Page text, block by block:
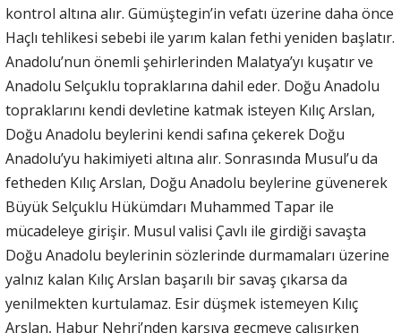
kontrol altına alır. Gümüştegin’in vefatı üzerine daha önce
Haçlı tehlikesi sebebi ile yarım kalan fethi yeniden başlatır.
Anadolu’nun önemli şehirlerinden Malatya’yı kuşatır ve
Anadolu Selçuklu topraklarına dahil eder. Doğu Anadolu
topraklarını kendi devletine katmak isteyen Kılıç Arslan,
Doğu Anadolu beylerini kendi safına çekerek Doğu
Anadolu’yu hakimiyeti altına alır. Sonrasında Musul’u da
fetheden Kılıç Arslan, Doğu Anadolu beylerine güvenerek
Büyük Selçuklu Hükümdarı Muhammed Tapar ile
mücadeleye girişir. Musul valisi Çavlı ile girdiği savaşta
Doğu Anadolu beylerinin sözlerinde durmamaları üzerine
yalnız kalan Kılıç Arslan başarılı bir savaş çıkarsa da
yenilmekten kurtulamaz. Esir düşmek istemeyen Kılıç
Arslan, Habur Nehri’nden karşıya geçmeye çalışırken